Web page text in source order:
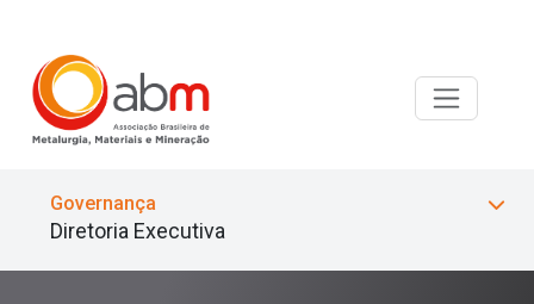
Governança
Diretoria Executiva